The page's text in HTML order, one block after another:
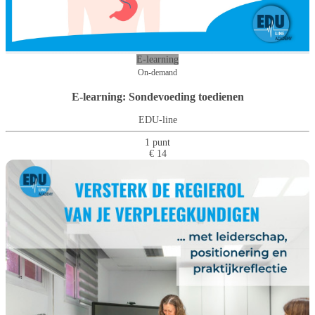
E-learning
On-demand
E-learning: Sondevoeding toedienen
EDU-line
1 punt
€ 14